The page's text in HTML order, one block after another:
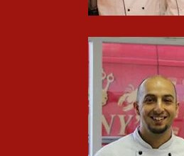
In groß
ansehen